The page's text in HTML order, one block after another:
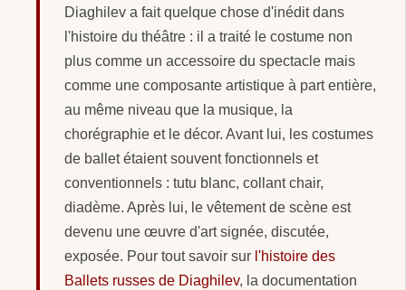
Diaghilev a fait quelque chose d'inédit dans
l'histoire du théâtre : il a traité le costume non
plus comme un accessoire du spectacle mais
comme une composante artistique à part entière,
au même niveau que la musique, la
chorégraphie et le décor. Avant lui, les costumes
de ballet étaient souvent fonctionnels et
conventionnels : tutu blanc, collant chair,
diadème. Après lui, le vêtement de scène est
devenu une œuvre d'art signée, discutée,
exposée. Pour tout savoir sur l'histoire des
Ballets russes de Diaghilev, la documentation